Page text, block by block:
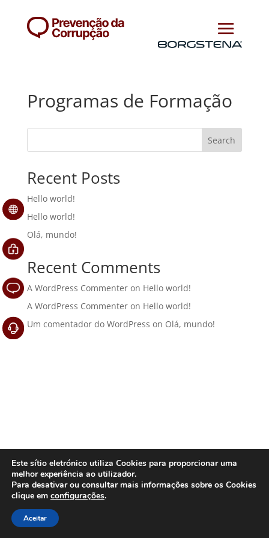
Programas de Formação
Search
Recent Posts
Hello world!
Hello world!
Olá, mundo!
Recent Comments
A WordPress Commenteron Hello world!
A WordPress Commenteron Hello world!
Um comentador do WordPress on Olá, mundo!
Este sítio eletrónico utiliza Cookies para proporcionar uma
melhor experiência ao utilizador.
Para desativar ou consultar mais informações sobre os Cookies
clique em configurações.
Aceitar